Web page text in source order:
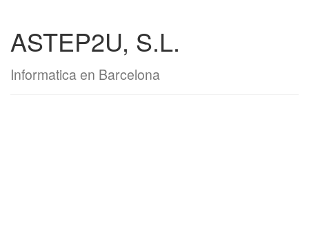
ASTEP2U, S.L.
Informatica en Barcelona